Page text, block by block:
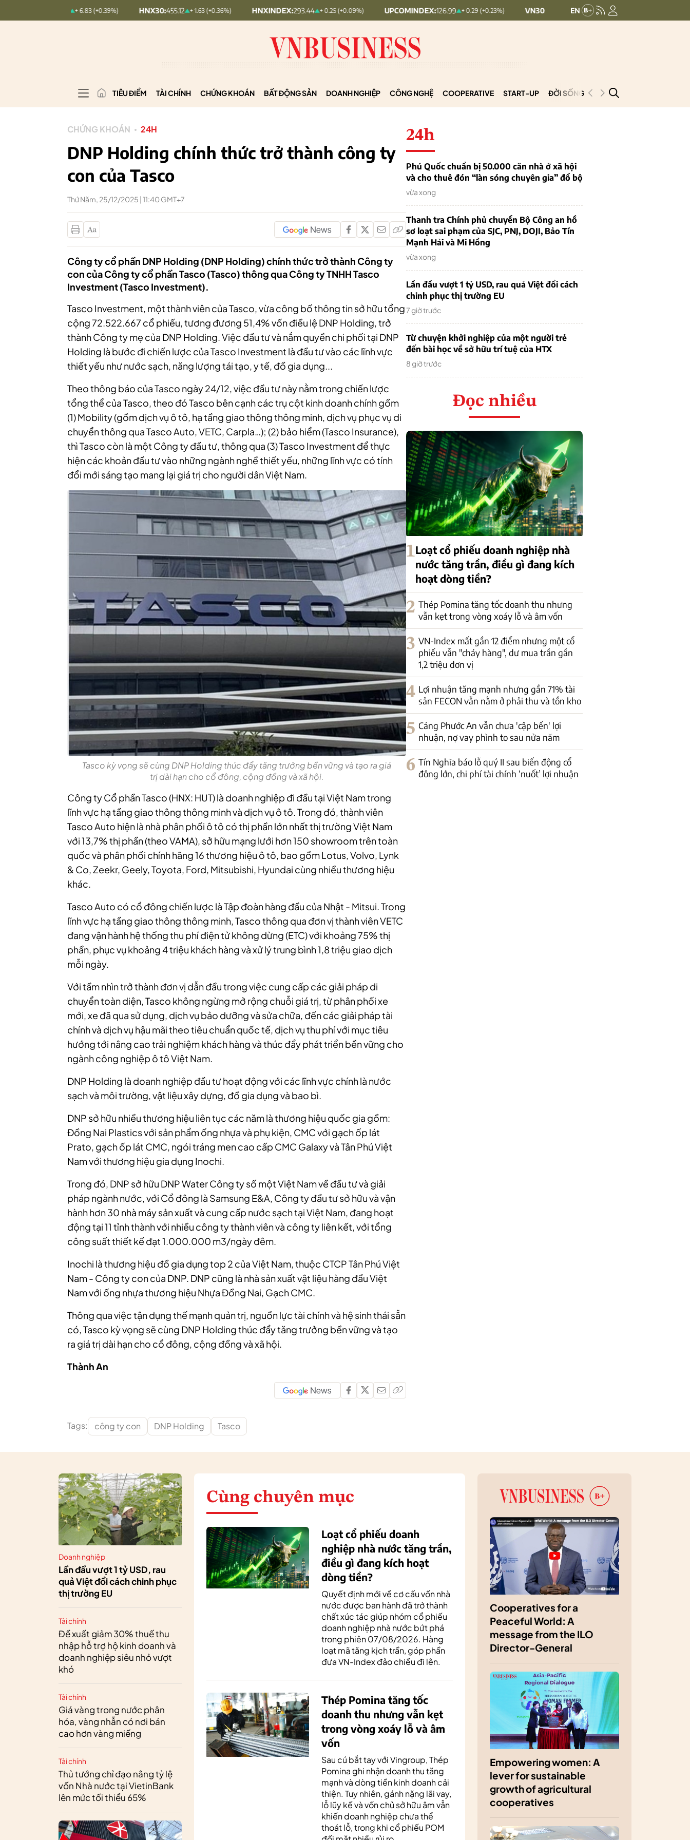
+ 6.83 (+0.39%) HNX30: 455.12 + 1.63 (+0.36%) HNXINDEX: 293.44 + 0.25 (+0.09%) UPCOMINDEX:126.99 + 0.29 (+0.23%) VN30:1,911.09 + 9.45 (+0.5%) VNINDEX:
TIÊU ĐIỂM TÀI CHÍNH CHỨNG KHOÁN BẤT ĐỘNG SẢN DOANH NGHIỆP CÔNG NGHỆ COOPERATIVE START-UP ĐỜI SỐNG PODCAST
CHỨNG KHOÁN 24H
DNP Holding chính thức trở thành công ty
con của Tasco
Thứ Năm, 25/12/2025 | 11:40 GMT+7
Công ty cổ phần DNP Holding (DNP Holding) chính thức trở thành Công ty
con của Công ty cổ phần Tasco (Tasco) thông qua Công ty TNHH Tasco
Investment (Tasco Investment).
Tasco Investment, một thành viên của Tasco, vừa công bố thông tin sở hữu tổng
cộng 72.522.667 cổ phiếu, tương đương 51,4% vốn điều lệ DNP Holding, trở
thành Công ty mẹ của DNP Holding. Việc đầu tư và nắm quyền chi phối tại DNP
Holding là bước đi chiến lược của Tasco Investment là đầu tư vào các lĩnh vực
thiết yếu như nước sạch, năng lượng tái tạo, y tế, đồ gia dụng...
Theo thông báo của Tasco ngày 24/12, việc đầu tư này nằm trong chiến lược
tổng thể của Tasco, theo đó Tasco bên cạnh các trụ cột kinh doanh chính gồm
(1) Mobility (gồm dịch vụ ô tô, hạ tầng giao thông thông minh, dịch vụ phục vụ di
chuyển thông qua Tasco Auto, VETC, Carpla…); (2) bảo hiểm (Tasco Insurance),
thì Tasco còn là một Công ty đầu tư, thông qua (3) Tasco Investment để thực
hiện các khoản đầu tư vào những ngành nghề thiết yếu, những lĩnh vực có tính
đổi mới sáng tạo mang lại giá trị cho người dân Việt Nam.
Tasco kỳ vọng sẽ cùng DNP Holding thúc đẩy tăng trưởng bền vững và tạo ra giá
trị dài hạn cho cổ đông, cộng đồng và xã hội.
Công ty Cổ phần Tasco (HNX: HUT) là doanh nghiệp đi đầu tại Việt Nam trong
lĩnh vực hạ tầng giao thông thông minh và dịch vụ ô tô. Trong đó, thành viên
Tasco Auto hiện là nhà phân phối ô tô có thị phần lớn nhất thị trường Việt Nam
với 13,7% thị phần (theo VAMA), sở hữu mạng lưới hơn 150 showroom trên toàn
quốc và phân phối chính hãng 16 thương hiệu ô tô, bao gồm Lotus, Volvo, Lynk
& Co, Zeekr, Geely, Toyota, Ford, Mitsubishi, Hyundai cùng nhiều thương hiệu
khác.
Tasco Auto có cổ đông chiến lược là Tập đoàn hàng đầu của Nhật - Mitsui. Trong
lĩnh vực hạ tầng giao thông thông minh, Tasco thông qua đơn vị thành viên VETC
đang vận hành hệ thống thu phí điện tử không dừng (ETC) với khoảng 75% thị
phần, phục vụ khoảng 4 triệu khách hàng và xử lý trung bình 1,8 triệu giao dịch
mỗi ngày.
Với tầm nhìn trở thành đơn vị dẫn đầu trong việc cung cấp các giải pháp di
chuyển toàn diện, Tasco không ngừng mở rộng chuỗi giá trị, từ phân phối xe
mới, xe đã qua sử dụng, dịch vụ bảo dưỡng và sửa chữa, đến các giải pháp tài
chính và dịch vụ hậu mãi theo tiêu chuẩn quốc tế, dịch vụ thu phí với mục tiêu
hướng tới nâng cao trải nghiệm khách hàng và thúc đẩy phát triển bền vững cho
ngành công nghiệp ô tô Việt Nam.
DNP Holding là doanh nghiệp đầu tư hoạt động với các lĩnh vực chính là nước
sạch và môi trường, vật liệu xây dựng, đồ gia dụng và bao bì.
DNP sở hữu nhiều thương hiệu liên tục các năm là thương hiệu quốc gia gồm:
Đồng Nai Plastics với sản phẩm ống nhựa và phụ kiện, CMC với gạch ốp lát
Prato, gạch ốp lát CMC, ngói tráng men cao cấp CMC Galaxy và Tân Phú Việt
Nam với thương hiệu gia dụng Inochi.
Trong đó, DNP sở hữu DNP Water Công ty số một Việt Nam về đầu tư và giải
pháp ngành nước, với Cổ đông là Samsung E&A, Công ty đầu tư sở hữu và vận
hành hơn 30 nhà máy sản xuất và cung cấp nước sạch tại Việt Nam, đang hoạt
động tại 11 tỉnh thành với nhiều công ty thành viên và công ty liên kết, với tổng
công suất thiết kế đạt 1.000.000 m3/ngày đêm.
Inochi là thương hiệu đồ gia dụng top 2 của Việt Nam, thuộc CTCP Tân Phú Việt
Nam - Công ty con của DNP. DNP cũng là nhà sản xuất vật liệu hàng đầu Việt
Nam với ống nhựa thương hiệu Nhựa Đồng Nai, Gạch CMC.
Thông qua việc tận dụng thế mạnh quản trị, nguồn lực tài chính và hệ sinh thái sẵn
có, Tasco kỳ vọng sẽ cùng DNP Holding thúc đẩy tăng trưởng bền vững và tạo
ra giá trị dài hạn cho cổ đông, cộng đồng và xã hội.
Thành An
Tags: công ty con DNP Holding Tasco
24h
Phú Quốc chuẩn bị 50.000 căn nhà ở xã hội
và cho thuê đón “làn sóng chuyên gia” đổ bộ
vừa xong
Thanh tra Chính phủ chuyển Bộ Công an hồ
sơ loạt sai phạm của SJC, PNJ, DOJI, Bảo Tín
Mạnh Hải và Mi Hồng
vừa xong
Lần đầu vượt 1 tỷ USD, rau quả Việt đổi cách
chinh phục thị trường EU
7 giờ trước
Từ chuyện khởi nghiệp của một người trẻ
đến bài học về sở hữu trí tuệ của HTX
8 giờ trước
Đọc nhiều
1Loạt cổ phiếu doanh nghiệp nhà
nước tăng trần, điều gì đang kích
hoạt dòng tiền?
2 Thép Pomina tăng tốc doanh thu nhưng
vẫn kẹt trong vòng xoáy lỗ và âm vốn
3 VN-Index mất gần 12 điểm nhưng một cổ
phiếu vẫn "cháy hàng", dư mua trần gần
1,2 triệu đơn vị
4 Lợi nhuận tăng mạnh nhưng gần 71% tài
sản FECON vẫn nằm ở phải thu và tồn kho
5 Cảng Phước An vẫn chưa 'cập bến' lợi
nhuận, nợ vay phình to sau nửa năm
6 Tín Nghĩa báo lỗ quý II sau biến động cổ
đông lớn, chi phí tài chính ‘nuốt’ lợi nhuận
Doanh nghiệp
Lần đầu vượt 1 tỷ USD, rau
quả Việt đổi cách chinh phục
thị trường EU
Tài chính
Đề xuất giảm 30% thuế thu
nhập hỗ trợ hộ kinh doanh và
doanh nghiệp siêu nhỏ vượt
khó
Tài chính
Giá vàng trong nước phân
hóa, vàng nhẫn có nơi bán
cao hơn vàng miếng
Tài chính
Thủ tướng chỉ đạo nâng tỷ lệ
vốn Nhà nước tại VietinBank
lên mức tối thiểu 65%
Cùng chuyên mục
Loạt cổ phiếu doanh
nghiệp nhà nước tăng trần,
điều gì đang kích hoạt
dòng tiền?
Quyết định mới về cơ cấu vốn nhà
nước được ban hành đã trở thành
chất xúc tác giúp nhóm cổ phiếu
doanh nghiệp nhà nước bứt phá
trong phiên 07/08/2026. Hàng
loạt mã tăng kịch trần, góp phần
đưa VN-Index đảo chiều đi lên.
Thép Pomina tăng tốc
doanh thu nhưng vẫn kẹt
trong vòng xoáy lỗ và âm
vốn
Sau cú bắt tay với Vingroup, Thép
Pomina ghi nhận doanh thu tăng
mạnh và dòng tiền kinh doanh cải
thiện. Tuy nhiên, gánh nặng lãi vay,
lỗ lũy kế và vốn chủ sở hữu âm vẫn
khiến doanh nghiệp chưa thể
thoát lỗ, trong khi cổ phiếu POM
Cooperatives for a
Peaceful World: A
message from the ILO
Director-General
Empowering women: A
lever for sustainable
growth of agricultural
cooperatives